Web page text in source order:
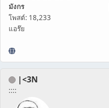
มังกร
โพสต์: 18,233
แอร๊ย
|<3N
::::